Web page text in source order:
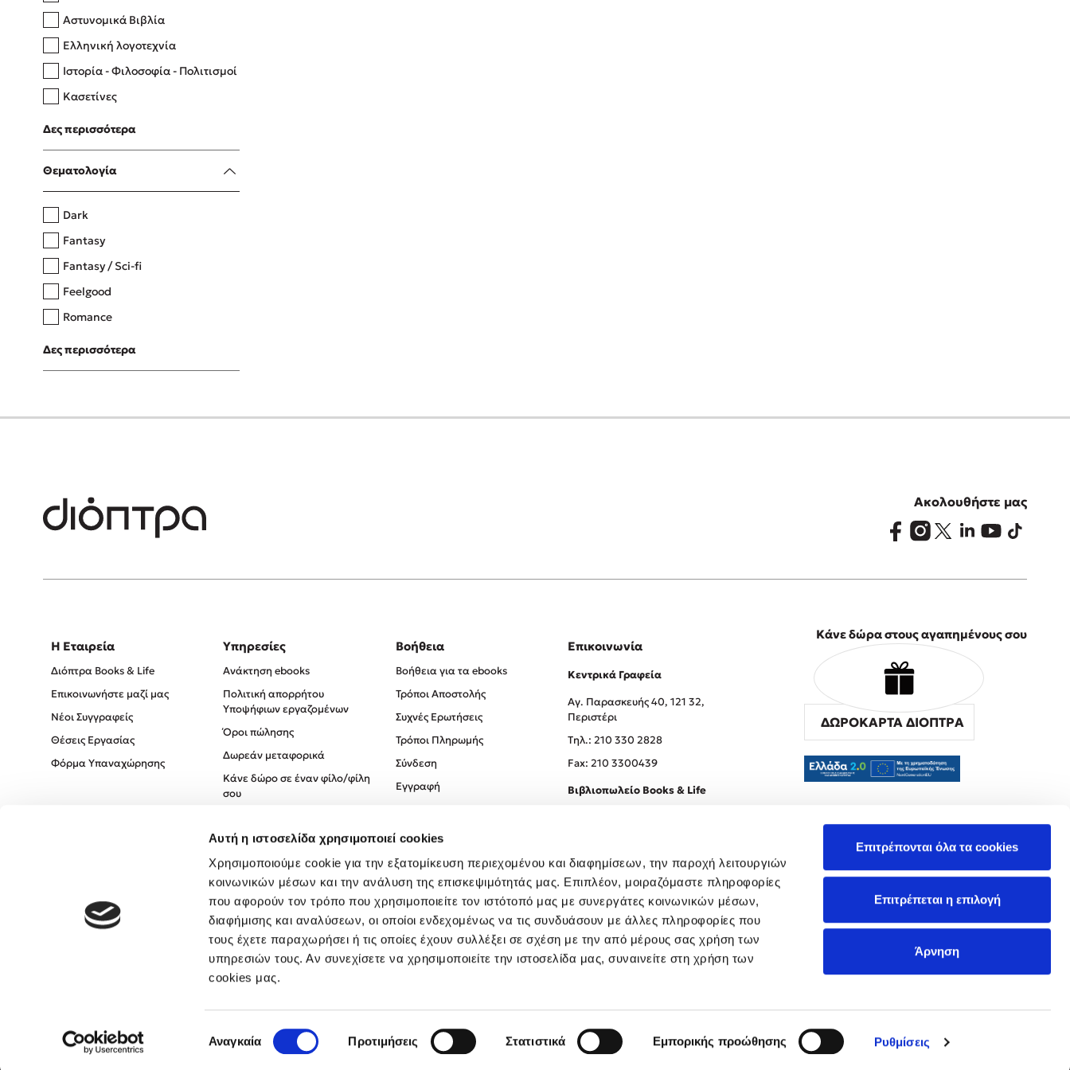
Αυτή η ιστοσελίδα χρησιμοποιεί cookies
Χρησιμοποιούμε cookie για την εξατομίκευση περιεχομένου και διαφημίσεων, την παροχή λειτουργιών
κοινωνικών μέσων και την ανάλυση της επισκεψιμότητάς μας. Επιπλέον, μοιραζόμαστε πληροφορίες
που αφορούν τον τρόπο που χρησιμοποιείτε τον ιστότοπό μας με συνεργάτες κοινωνικών μέσων,
διαφήμισης και αναλύσεων, οι οποίοι ενδεχομένως να τις συνδυάσουν με άλλες πληροφορίες που
τους έχετε παραχωρήσει ή τις οποίες έχουν συλλέξει σε σχέση με την από μέρους σας χρήση των
υπηρεσιών τους. Αν συνεχίσετε να χρησιμοποιείτε την ιστοσελίδα μας, συναινείτε στη χρήση των
cookies μας.
συγκατάθεσης
Αναγκαία Προτιμήσεις Στατιστικά Εμπορικής προώθησης Ρυθμίσεις
Επιτρέπονται όλα τα cookies
Επιτρέπεται η επιλογή
Άρνηση
Δανάη Δεληγεώργη
Πάνω, κάτω, μπροστά, πίσω
Η μέθοδος Αφήστε τους
Αστυνομικά Βιβλία
Ελληνική λογοτεχνία
Ιστορία - Φιλοσοφία - Πολιτισμοί
Κασετίνες
Λευκώματα - Έγχρωμοι οδηγοί
Μαγειρική
Δες περισσότερα
Θεματολογία
Dark
Fantasy
Fantasy / Sci-fi
Feelgood
Romance
Upmarket
Young Adult
Δες περισσότερα
Ακολουθήστε μας
Η Εταιρεία
Διόπτρα Books & Life
Επικοινωνήστε μαζί μας
Νέοι Συγγραφείς
Θέσεις Εργασίας
Φόρμα Υπαναχώρησης
Υπηρεσίες
Ανάκτηση ebooks
Πολιτική απορρήτου
Υποψήφιων εργαζομένων
Όροι πώλησης
Δωρεάν μεταφορικά
Κάνε δώρο σε έναν φίλο/φίλη
σου
Πολιτική Απορρήτου
Όροι χρήσης
Βοήθεια
Βοήθεια για τα ebooks
Τρόποι Αποστολής
Συχνές Ερωτήσεις
Τρόποι Πληρωμής
Σύνδεση
Εγγραφή
Επικοινωνία
Κεντρικά Γραφεία
Αγ. Παρασκευής 40, 121 32,
Περιστέρι
Tηλ.: 210 330 2828
Fax: 210 3300439
Βιβλιοπωλείο Books & Life
Κάνε δώρα στους αγαπημένους σου
ΔΩΡΟΚΑΡΤΑ ΔΙΟΠΤΡΑ
Created by Powered by